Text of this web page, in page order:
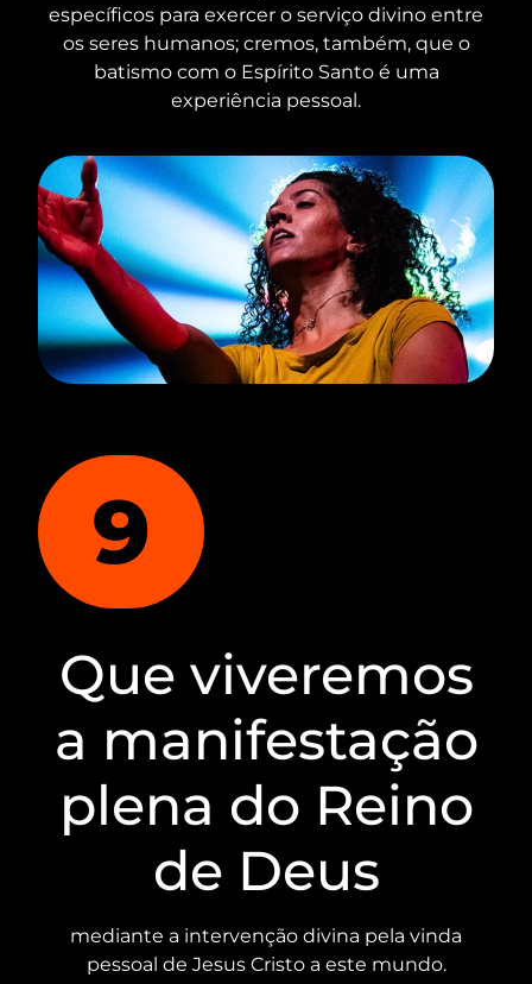
específicos para exercer o serviço divino entre
os seres humanos; cremos, também, que o
batismo com o Espírito Santo é uma
experiência pessoal.
9
Que viveremos
a manifestação
plena do Reino
de Deus
mediante a intervenção divina pela vinda
pessoal de Jesus Cristo a este mundo.